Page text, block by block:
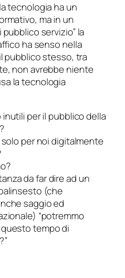
tecnologia ha un
ma in un
servizio” la
ha senso nella
pubblico stesso, tra
non avrebbe niente
la tecnologia
per il pubblico della
per noi digitalmente
da far dire ad un
(che
saggio ed
“potremmo
tempo di